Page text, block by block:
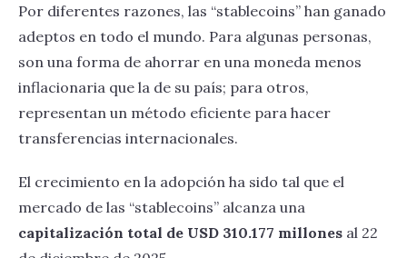
Por diferentes razones, las “stablecoins” han ganado
adeptos en todo el mundo. Para algunas personas,
son una forma de ahorrar en una moneda menos
inflacionaria que la de su país; para otros,
representan un método eficiente para hacer
transferencias internacionales.
El crecimiento en la adopción ha sido tal que el
mercado de las “stablecoins” alcanza una
capitalización total de USD 310.177 millones al 22